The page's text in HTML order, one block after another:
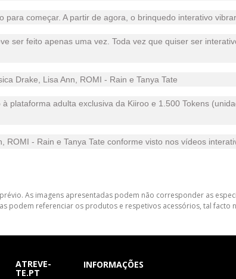
começar. A partir de agora, o brinquedo interativo
ser feito apenas uma vez. Toda vez que quiser ser
Drake, Lisa Ann, ROMI - Rain e Tanya Tate
plataforma adulta exclusiva da Kiiroo e 1.500 Tokens
- Rain e Tanya Tate conforme visto nos vídeos
As imagens apresentadas podem não corresponder as
podem referenciar os produtos e respetivos acessórios, tal
ATREVE-
TE.PT
INFORMAÇÕES